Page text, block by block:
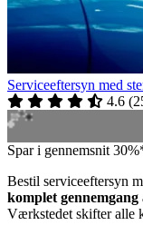
Serviceeftersyn med
4.6 (
Spar i gennemsnit
Bestil serviceeftersyn
komplet
Værkstedet skifter alle